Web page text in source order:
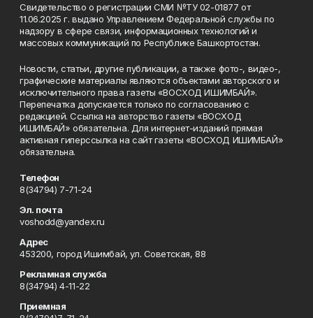
Свидетельство о регистрации СМИ №ТУ 02-01877 от
11.06.2025 г. выдано Управлением Федеральной службы по
надзору в сфере связи, информационных технологий и
массовых коммуникаций по Республике Башкортостан.
Новости, статьи, другие публикации, а также фото-, видео-,
графические материалы являются объектами авторского и
исключительного права газеты «ВОСХОД ИШИМБАЙ».
Перепечатка допускается только по согласованию с
редакцией. Ссылка на авторство газеты «ВОСХОД
ИШИМБАЙ» обязательна. Для интернет-изданий прямая
активная гиперссылка на сайт газеты «ВОСХОД ИШИМБАЙ»
обязательна.
Телефон
8(34794) 7-71-24
Эл. почта
voshodd@yandex.ru
Адрес
453200, город Ишимбай, ул. Советская, 88
Рекламная служба
8(34794) 4-11-22
Приемная